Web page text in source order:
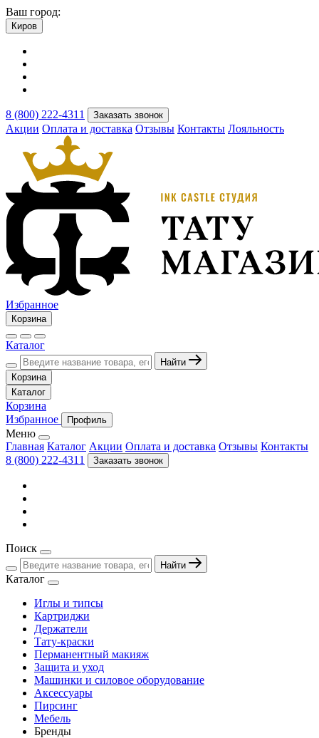
Ваш город:
Киров
8 (800) 222-4311 Заказать звонок
Акции Оплата и доставка Отзывы Контакты Лояльность
Избранное
Корзина
Каталог
Найти
Корзина
Каталог
Корзина
Избранное
Профиль
Меню
Главная Каталог Акции Оплата и доставка Отзывы Контакты
8 (800) 222-4311
Заказать звонок
Поиск
Найти
Каталог
Иглы и типсы
Картриджи
Держатели
Тату-краски
Перманентный макияж
Защита и уход
Машинки и силовое оборудование
Аксессуары
Пирсинг
Мебель
Бренды